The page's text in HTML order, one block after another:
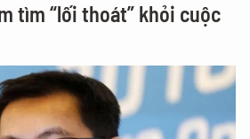
tìm “lối thoát” khỏi cuộc